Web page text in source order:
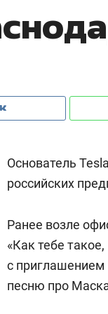
Основатель
российских
Ранее возле
«Как тебе
с приглашением
песню про
чем интересен
ГРУПП» и ВТБ
оазис жилого